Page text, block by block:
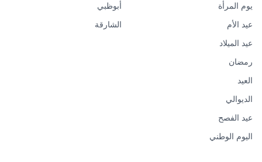
يوم المرأة
عيد الأم
عيد الميلاد
رمضان
العيد
الديوالي
عيد الفصح
اليوم الوطني
أبوظبي
الشارقة